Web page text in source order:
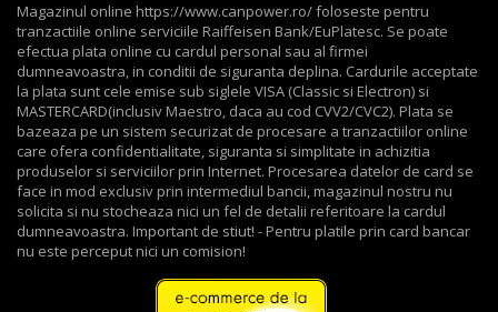
Magazinul online https://www.canpower.ro/ foloseste pentru
tranzactiile online serviciile Raiffeisen Bank/EuPlatesc. Se poate
efectua plata online cu cardul personal sau al firmei
dumneavoastra, in conditii de siguranta deplina. Cardurile acceptate
la plata sunt cele emise sub siglele VISA (Classic si Electron) si
MASTERCARD(inclusiv Maestro, daca au cod CVV2/CVC2). Plata se
bazeaza pe un sistem securizat de procesare a tranzactiilor online
care ofera confidentialitate, siguranta si simplitate in achizitia
produselor si serviciilor prin Internet. Procesarea datelor de card se
face in mod exclusiv prin intermediul bancii, magazinul nostru nu
solicita si nu stocheaza nici un fel de detalii referitoare la cardul
dumneavoastra. Important de stiut! - Pentru platile prin card bancar
nu este perceput nici un comision!